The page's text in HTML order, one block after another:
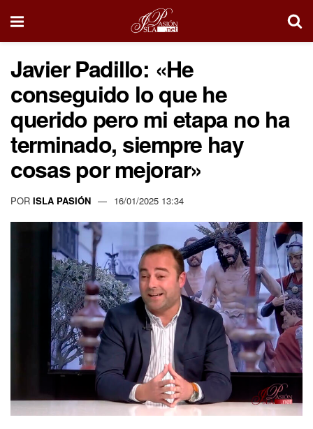
Javier Padillo: «He
conseguido lo que he
querido pero mi etapa no ha
terminado, siempre hay
cosas por mejorar»
POR ISLA PASIÓN 16/01/2025 13:34